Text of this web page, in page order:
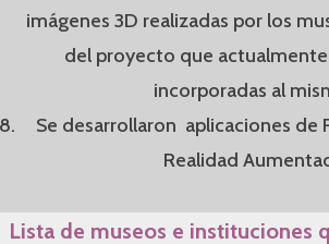
imágenes 3D realizadas por los
del proyecto que
incorporadas al
Se desarrollaron aplicaciones de
Realidad
Lista de museos e instituciones